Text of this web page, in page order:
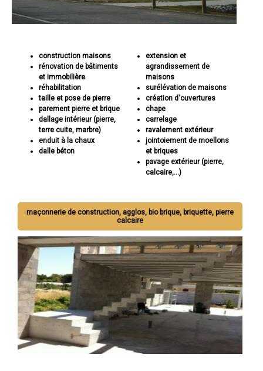
construction maisons
rénovation de bâtiments
et immobilière
réhabilitation
taille et pose de pierre
parement pierre et brique
dallage intérieur (pierre,
terre cuite, marbre)
enduit à la chaux
dalle béton
extension et
agrandissement de
maisons
surélévation de maisons
création d'ouvertures
chape
carrelage
ravalement extérieur
jointoiement de moellons
et briques
pavage extérieur (pierre,
calcaire,...)
maçonnerie de construction, agglos, bio brique, briquette, pierre
calcaire